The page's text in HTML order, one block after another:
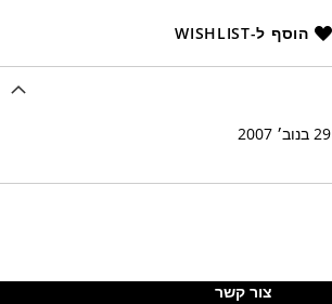
הוסף ל-WISHLIST
29 בנוב׳ 2007
צור קשר